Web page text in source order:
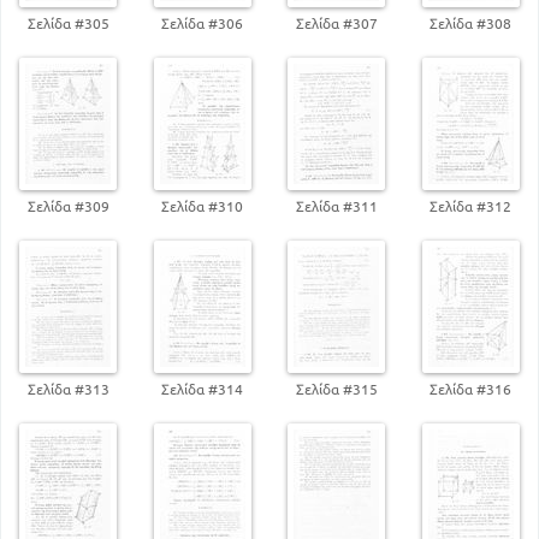
πλευρών τριγώνων
ΚΕΦΑΛΑΙΟ Δ'. Όμοια ευθ. Σχήματα
ΒΙΒΛΙΟ ΤΕΤΑΡΤΟ
ΚΕΦΑΛΑΙΟ Α'. Κανονικά ευθ. Σχήματα και οι
ιδιότητές τους
229
ΚΕΦΑΛΑΙΟ Β'. Μέτρηση περιφέρειας και ο αριθμός
π
238
ΒΙΒΛΙΟ ΠΕΜΠΤΟ
ΚΕΦΑΛΑΙΟ Α'. Ορισμός της θέσης επιπέδου
249
ΚΕΦΑΛΑΙΟ Β'. Δίεδρες γωνίες και οι ιδιότητές τους
277
ΚΕΦΑΛΑΙΟ Γ'. Αμοιβαίες θέσεις τριών επιπέδων
285
ΚΕΦΑΛΑΙΟ Α'. Πολύεδρα, στοιχεία και τα είδη τους
301
ΚΕΦΑΛΑΙΟ Β'. Πυραμίδες και οι ιδιότητές τους
319
ΚΕΦΑΛΑΙΟ Γ'. Όμοια πολύεδρα
333
ΚΕΦΑΛΑΙΟ Δ'. Συμμετρικά σημεία και σχήματα προς
Σελίδα #305 Σελίδα #306 Σελίδα #307 Σελίδα #308
Σελίδα #309 Σελίδα #310 Σελίδα #311 Σελίδα #312
Σελίδα #313 Σελίδα #314 Σελίδα #315 Σελίδα #316